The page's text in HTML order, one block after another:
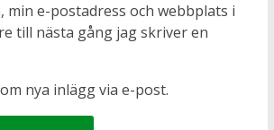
min e-postadress och webbplats i
till nästa gång jag skriver en
nya inlägg via e-post.